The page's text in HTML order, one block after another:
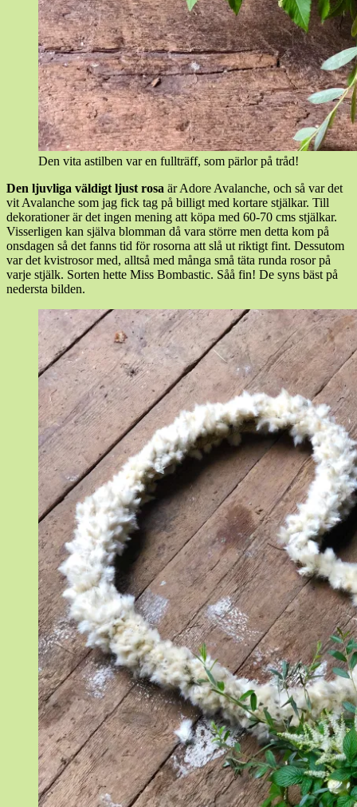
Den vita astilben var en fullträff, som pärlor på tråd!
Den ljuvliga väldigt ljust rosa är Adore Avalanche, och så var det
vit Avalanche som jag fick tag på billigt med kortare stjälkar. Till
dekorationer är det ingen mening att köpa med 60-70 cms stjälkar.
Visserligen kan själva blomman då vara större men detta kom på
onsdagen så det fanns tid för rosorna att slå ut riktigt fint. Dessutom
var det kvistrosor med, alltså med många små täta runda rosor på
varje stjälk. Sorten hette Miss Bombastic. Såå fin! De syns bäst på
nedersta bilden.